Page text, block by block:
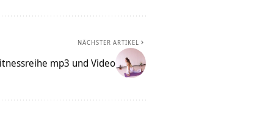
NÄCHSTER ARTIKEL
mp3 und Video